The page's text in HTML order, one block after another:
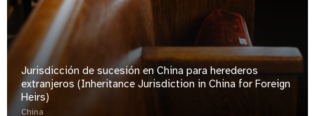
Jurisdicción de sucesión en China para herederos
extranjeros (Inheritance Jurisdiction in China for Foreign
Heirs)
China